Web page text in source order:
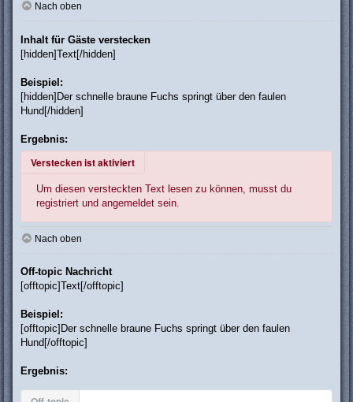
Nach oben
Inhalt für Gäste verstecken
[hidden]Text[/hidden]
Beispiel:
[hidden]Der schnelle braune Fuchs springt über den faulen
Hund[/hidden]
Ergebnis:
Verstecken ist aktiviert
Um diesen versteckten Text lesen zu können, musst du
registriert und angemeldet sein.
Nach oben
Off-topic Nachricht
[offtopic]Text[/offtopic]
Beispiel:
[offtopic]Der schnelle braune Fuchs springt über den faulen
Hund[/offtopic]
Ergebnis: